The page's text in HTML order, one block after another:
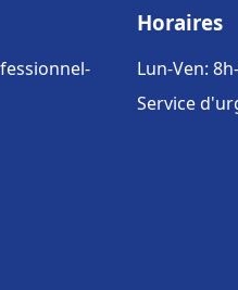
Horaires
Lun-Ven:
Service